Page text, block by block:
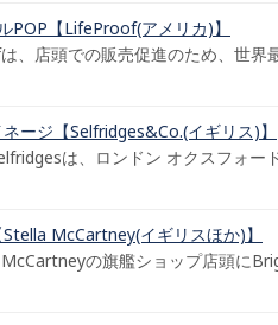
POP【LifeProof(アメリカ)】
、店頭での販売促進のため、世界
ージ【Selfridges&Co.(イギリス)】
は、ロンドン オクスフォー
McCartney(イギリスほか)】
の旗艦ショップ店頭に